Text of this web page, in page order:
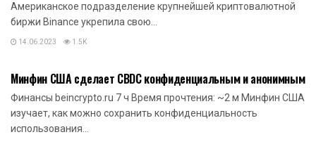
Американское подразделение крупнейшей криптовалютной
биржи Binance укрепила свою...
14.06.2023 1.5K
Минфин США сделает CBDC конфиденциальным и анонимным
Финансы beincrypto.ru 7 ч Время прочтения: ~2 м Минфин США
изучает, как можно сохранить конфиденциальность
использования...